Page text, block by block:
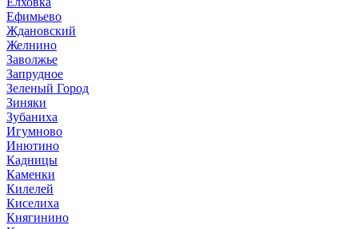
Ефимьево
Ждановский
Желнино
Заволжье
Запрудное
Зеленый Город
Зиняки
Зубаниха
Игумново
Инютино
Кадницы
Каменки
Килелей
Киселиха
Княгинино